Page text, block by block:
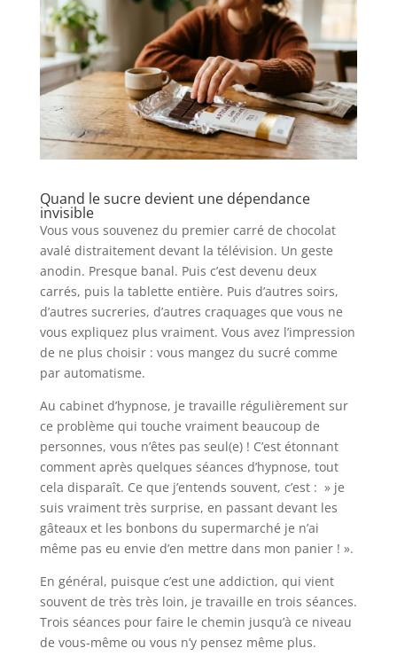
Quand le sucre devient une dépendance
invisible
Vous vous souvenez du premier carré de chocolat
avalé distraitement devant la télévision. Un geste
anodin. Presque banal. Puis c’est devenu deux
carrés, puis la tablette entière. Puis d’autres soirs,
d’autres sucreries, d’autres craquages que vous ne
vous expliquez plus vraiment. Vous avez l’impression
de ne plus choisir : vous mangez du sucré comme
par automatisme.
Au cabinet d’hypnose, je travaille régulièrement sur
ce problème qui touche vraiment beaucoup de
personnes, vous n’êtes pas seul(e) ! C’est étonnant
comment après quelques séances d’hypnose, tout
cela disparaît. Ce que j’entends souvent, c’est : » je
suis vraiment très surprise, en passant devant les
gâteaux et les bonbons du supermarché je n’ai
même pas eu envie d’en mettre dans mon panier ! ».
En général, puisque c’est une addiction, qui vient
souvent de très très loin, je travaille en trois séances.
Trois séances pour faire le chemin jusqu’à ce niveau
de vous-même ou vous n’y pensez même plus.